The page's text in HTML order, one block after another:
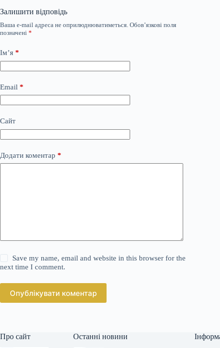
Залишити відповідь
Ваша e-mail адреса не оприлюднюватиметься. Обов’язкові поля
позначені *
Ім’я *
Email *
Сайт
Додати коментар *
Save my name, email and website in this browser for the
next time I comment.
Опублікувати коментар
Про сайт Останні новини